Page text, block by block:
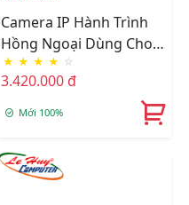
Camera IP Hành Trình
Hồng Ngoại Dùng Cho
Ôtô KBVISION KX-
EM2014N-A
★ ★ ★ ★ ☆
3.420.000 đ
Mới 100%